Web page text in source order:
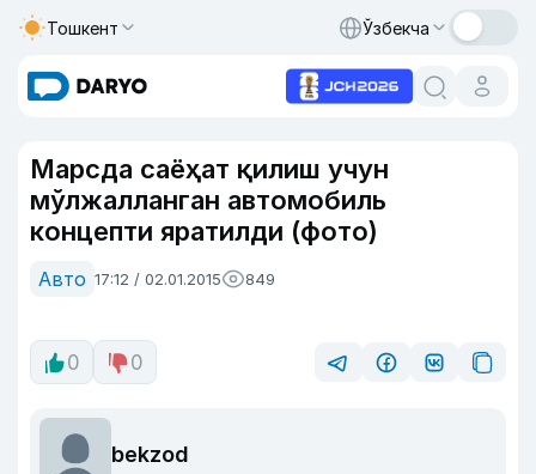
Тошкент Ўзбекча
Марсда саёҳат қилиш учун
мўлжалланган автомобиль
концепти яратилди (фото)
Авто 17:12 / 02.01.2015 849
0 0
bekzod